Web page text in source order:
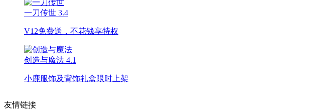
一刀传世 3.4
V12免费送，不花钱享特权
创造与魔法 4.1
小鹿服饰及背饰礼盒限时上架
友情链接